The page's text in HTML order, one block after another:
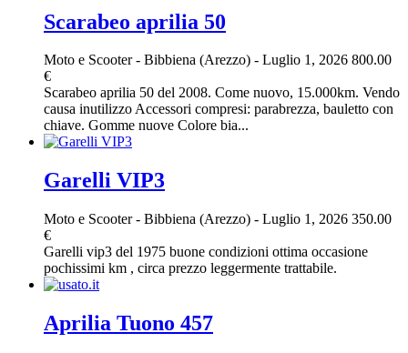
Scarabeo aprilia 50
Moto e Scooter- Bibbiena (Arezzo) - Luglio 1, 2026 800.00
€
Scarabeo aprilia 50 del 2008. Come nuovo, 15.000km. Vendo
causa inutilizzo Accessori compresi: parabrezza, bauletto con
chiave. Gomme nuove Colore bia...
Garelli VIP3
Moto e Scooter- Bibbiena (Arezzo) - Luglio 1, 2026 350.00
€
Garelli vip3 del 1975 buone condizioni ottima occasione
pochissimi km , circa prezzo leggermente trattabile.
Aprilia Tuono 457